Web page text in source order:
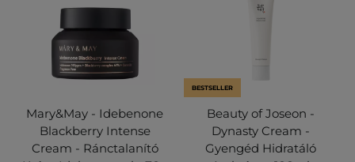
Mary&May - Idebenone
Blackberry Intense
Cream - Ránctalanító
BESTSELLER
Beauty of Joseon -
Dynasty Cream -
Gyengéd Hidratáló